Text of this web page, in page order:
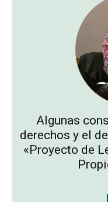
Algunas
derechos y el
«Proyecto de